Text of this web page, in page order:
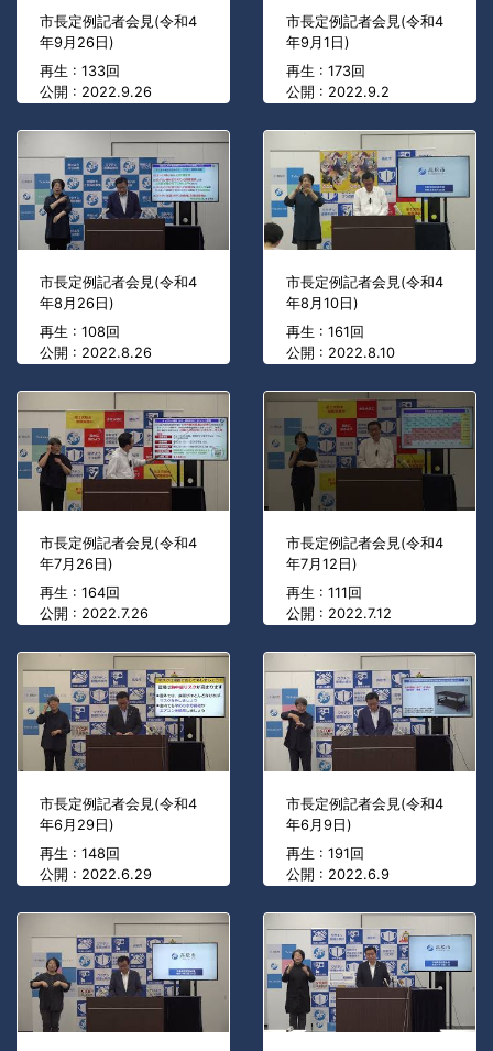
市長定例記者会見(令和4
年9月26日)
再生 : 133回
公開 : 2022.9.26
市長定例記者会見(令和4
年9月1日)
再生 : 173回
公開 : 2022.9.2
市長定例記者会見(令和4
年8月26日)
再生 : 108回
公開 : 2022.8.26
市長定例記者会見(令和4
年8月10日)
再生 : 161回
公開 : 2022.8.10
市長定例記者会見(令和4
年7月26日)
再生 : 164回
公開 : 2022.7.26
市長定例記者会見(令和4
年7月12日)
再生 : 111回
公開 : 2022.7.12
市長定例記者会見(令和4
年6月29日)
再生 : 148回
公開 : 2022.6.29
市長定例記者会見(令和4
年6月9日)
再生 : 191回
公開 : 2022.6.9